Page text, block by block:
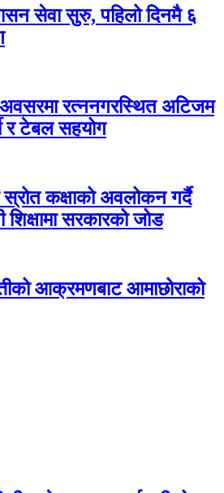
सेवा सुरु, पहिलो दिनमै ६
अवसरमा रत्ननगरस्थित अटिजम
र टेबल सहयोग
कक्षाको अवलोकन गर्दै
शिक्षामा सरकारको जोड
आक्रमणबाट आमाछोराको